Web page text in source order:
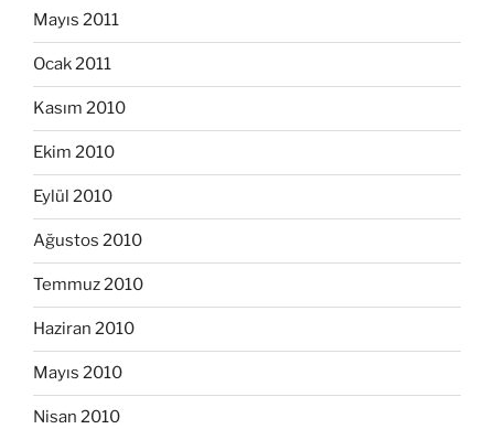
Mayıs 2011
Ocak 2011
Kasım 2010
Ekim 2010
Eylül 2010
Ağustos 2010
Temmuz 2010
Haziran 2010
Mayıs 2010
Nisan 2010